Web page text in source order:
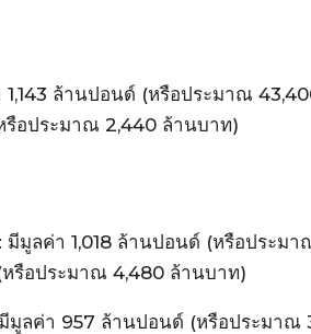
1,143 ล้านปอนด์ (หรือประมาณ
อประมาณ 2,440 ล้านบาท)
มีมูลค่า 1,018 ล้านปอนด์ (หรือประม
หรือประมาณ 4,480 ล้านบาท)
มูลค่า 957 ล้านปอนด์ (หรือประมาณ